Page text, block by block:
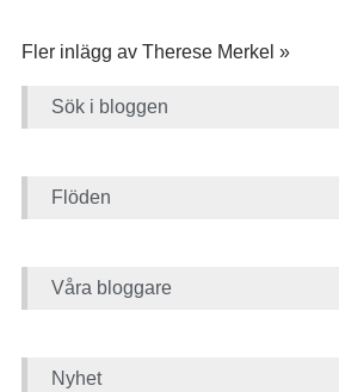
Fler inlägg av Therese Merkel »
Sök i bloggen
Flöden
Våra bloggare
Nyhet